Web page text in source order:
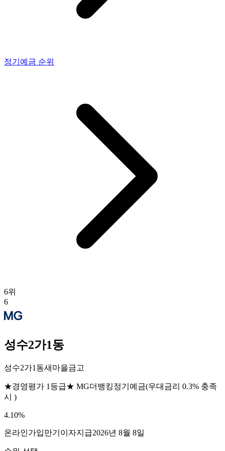
정기예금 순위
6위
6
성수2가1동
성수2가1동새마을금고
★경영평가 1등급★ MG더뱅킹정기예금(우대금리 0.3% 충족
시 )
4.10%
온라인가입만기이자지급2026년 8월 8일